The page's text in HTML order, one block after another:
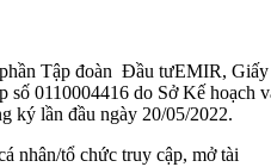
Tập đoàn Đầu tưEMIR, Giấy
số 0110004416 do Sở Kế hoạch
ký lần đầu ngày 20/05/2022.
nhân/tổ chức truy cập, mở tài